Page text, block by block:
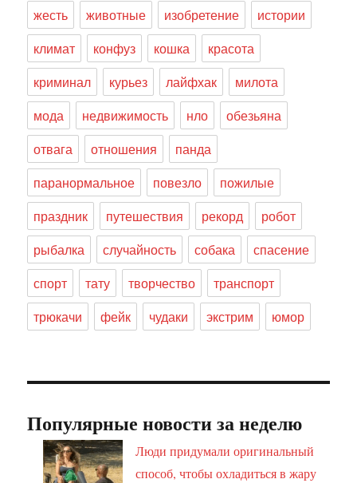
жесть
животные изобретение
истории
климат
конфуз кошка
красота
криминал
курьез лайфхак
милота
мода
недвижимость нло
обезьяна
отвага
отношения
панда
паранормальное
повезло
пожилые
праздник
путешествия рекорд
робот
рыбалка
случайность собака
спасение
спорт
тату творчество
транспорт
трюкачи
фейк чудаки экстрим юмор
Популярные новости за неделю
Люди придумали оригинальный
способ, чтобы охладиться в жару